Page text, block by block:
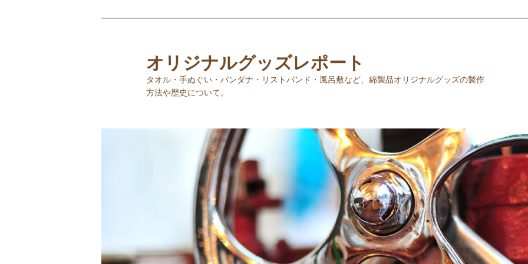
オリジナルグッズレポート
タオル・手ぬぐい・バンダナ・リストバンド・風呂敷など、綿製品オリジナルグッズの製作
方法や歴史について。